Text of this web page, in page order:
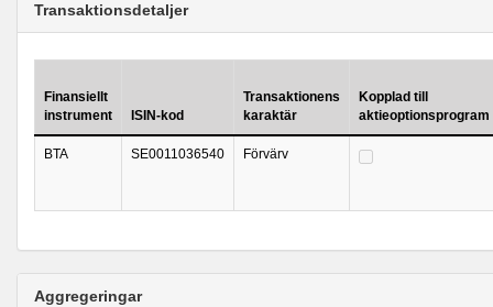
Transaktionsdetaljer
Finansiellt
instrument
ISIN-kod
Transaktionens
karaktär
Kopplad till
aktieoptionsprogram
BTA SE0011036540 Förvärv
Aggregeringar